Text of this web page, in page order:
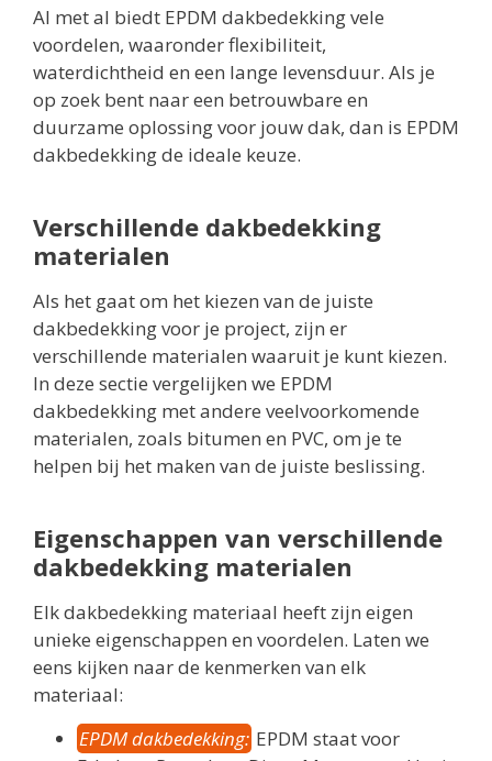
Al met al biedt EPDM dakbedekking vele
voordelen, waaronder flexibiliteit,
waterdichtheid en een lange levensduur. Als je
op zoek bent naar een betrouwbare en
duurzame oplossing voor jouw dak, dan is EPDM
dakbedekking de ideale keuze.
Verschillende dakbedekking
materialen
Als het gaat om het kiezen van de juiste
dakbedekking voor je project, zijn er
verschillende materialen waaruit je kunt kiezen.
In deze sectie vergelijken we EPDM
dakbedekking met andere veelvoorkomende
materialen, zoals bitumen en PVC, om je te
helpen bij het maken van de juiste beslissing.
Eigenschappen van verschillende
dakbedekking materialen
Elk dakbedekking materiaal heeft zijn eigen
unieke eigenschappen en voordelen. Laten we
eens kijken naar de kenmerken van elk
materiaal:
EPDM dakbedekking: EPDM staat voor